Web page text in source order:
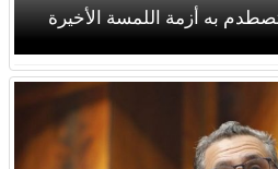
به أزمة اللمسة الأخيرة